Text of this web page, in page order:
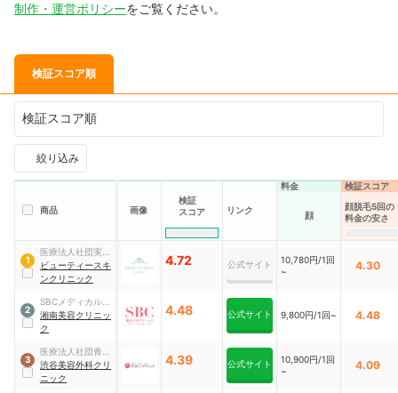
制作・運営ポリシーをご覧ください。
検証スコア順
検証スコア順
絞り込み
商品 画像
検証
スコア
リンク
料金 検証スコア
顔
顔脱毛5回の
料金の安さ
1
医療法人社団実正
会
ビューティースキ
ンクリニック
4.72 公式サイト
10,780円/1回
~
4.30
2
SBCメディカルグ
ループ
湘南美容クリニッ
ク
4.48 公式サイト 9,800円/1回~ 4.48
3
医療法人社団青山
啓優会
渋谷美容外科クリ
ニック
4.39 公式サイト
10,900円/1回
~
4.09